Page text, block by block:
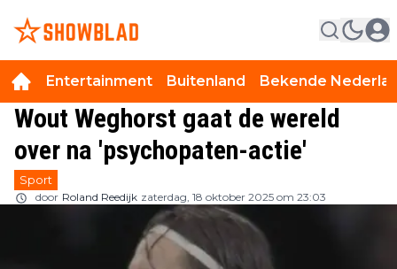
Entertainment Buitenland Bekende
Wout Weghorst gaat de wereld
over na 'psychopaten-actie'
Sport
door Roland Reedijk zaterdag, 18 oktober 2025 om 23:03